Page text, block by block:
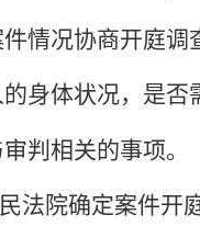
件情况协商开庭
的身体状况，是
判相关的事项。
法院确定案件开